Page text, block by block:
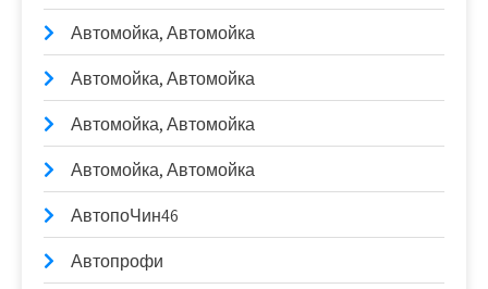
Автомойка, Автомойка
Автомойка, Автомойка
Автомойка, Автомойка
Автомойка, Автомойка
АвтопоЧин46
Автопрофи